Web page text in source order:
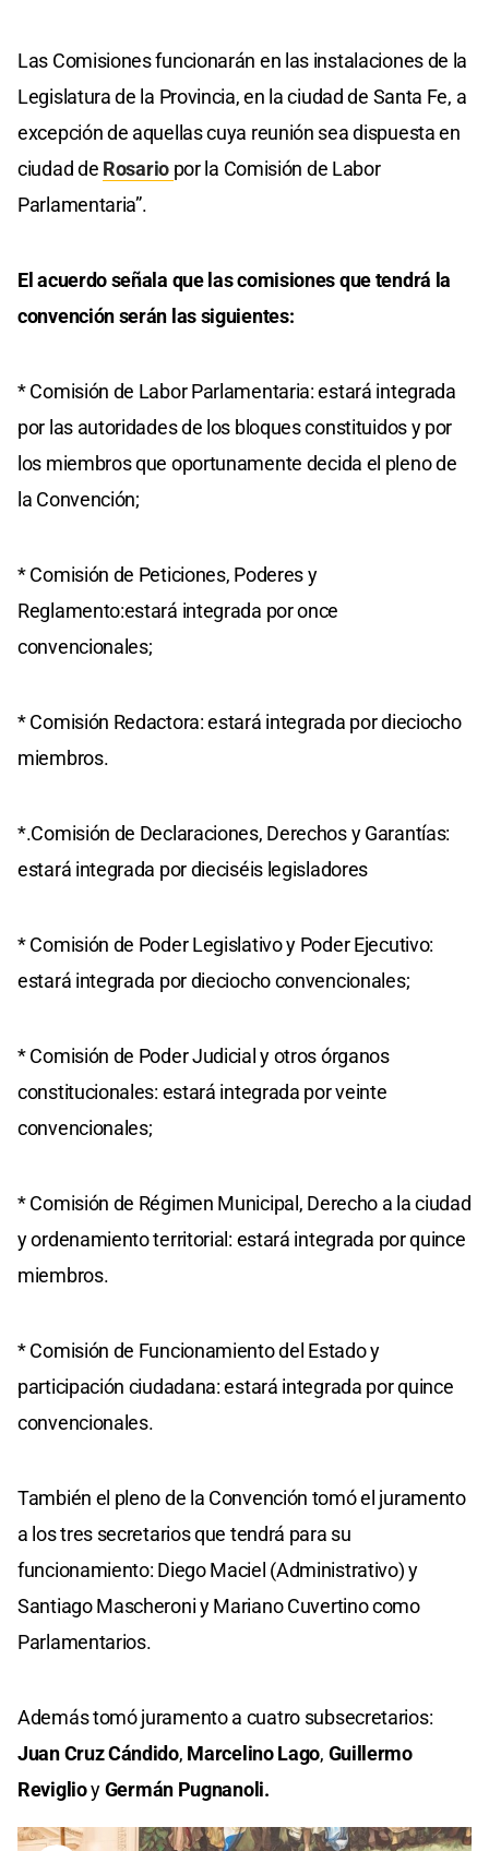
Las Comisiones funcionarán en las instalaciones de la
Legislatura de la Provincia, en la ciudad de Santa Fe, a
excepción de aquellas cuya reunión sea dispuesta en
ciudad de Rosario por la Comisión de Labor
Parlamentaria”.
El acuerdo señala que las comisiones que tendrá la
convención serán las siguientes:
* Comisión de Labor Parlamentaria: estará integrada
por las autoridades de los bloques constituidos y por
los miembros que oportunamente decida el pleno de
la Convención;
* Comisión de Peticiones, Poderes y
Reglamento:estará integrada por once
convencionales;
* Comisión Redactora: estará integrada por dieciocho
miembros.
*.Comisión de Declaraciones, Derechos y Garantías:
estará integrada por dieciséis legisladores
* Comisión de Poder Legislativo y Poder Ejecutivo:
estará integrada por dieciocho convencionales;
* Comisión de Poder Judicial y otros órganos
constitucionales: estará integrada por veinte
convencionales;
* Comisión de Régimen Municipal, Derecho a la ciudad
y ordenamiento territorial: estará integrada por quince
miembros.
* Comisión de Funcionamiento del Estado y
participación ciudadana: estará integrada por quince
convencionales.
También el pleno de la Convención tomó el juramento
a los tres secretarios que tendrá para su
funcionamiento: Diego Maciel (Administrativo) y
Santiago Mascheroni y Mariano Cuvertino como
Parlamentarios.
Además tomó juramento a cuatro subsecretarios:
Juan Cruz Cándido, Marcelino Lago, Guillermo
ReviglioyGermán Pugnanoli.